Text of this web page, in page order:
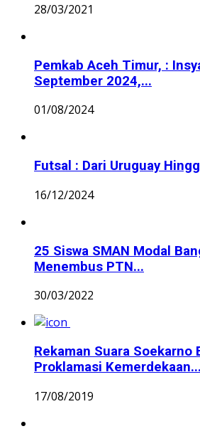
28/03/2021
Pemkab Aceh Timur, :
September 2024,...
01/08/2024
Futsal : Dari Uruguay
16/12/2024
25 Siswa SMAN Modal
Menembus PTN...
30/03/2022
Rekaman Suara Soekarno
Proklamasi Kemerdekaan...
17/08/2019